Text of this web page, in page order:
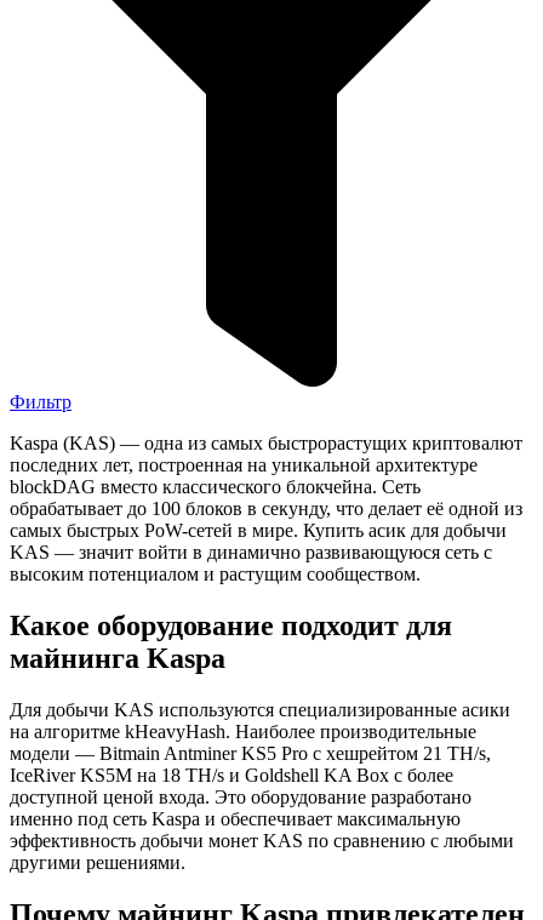
Фильтр
Kaspa (KAS) — одна из самых быстрорастущих криптовалют
последних лет, построенная на уникальной архитектуре
blockDAG вместо классического блокчейна. Сеть
обрабатывает до 100 блоков в секунду, что делает её одной из
самых быстрых PoW-сетей в мире. Купить асик для добычи
KAS — значит войти в динамично развивающуюся сеть с
высоким потенциалом и растущим сообществом.
Какое оборудование подходит для
майнинга Kaspa
Для добычи KAS используются специализированные асики
на алгоритме kHeavyHash. Наиболее производительные
модели — Bitmain Antminer KS5 Pro с хешрейтом 21 TH/s,
IceRiver KS5M на 18 TH/s и Goldshell KA Box с более
доступной ценой входа. Это оборудование разработано
именно под сеть Kaspa и обеспечивает максимальную
эффективность добычи монет KAS по сравнению с любыми
другими решениями.
Почему майнинг Kaspa привлекателен